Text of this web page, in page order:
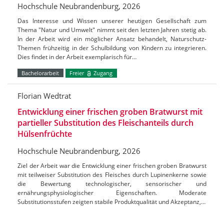
Hochschule Neubrandenburg, 2026
Das Interesse und Wissen unserer heutigen Gesellschaft zum
Thema "Natur und Umwelt" nimmt seit den letzten Jahren stetig ab.
In der Arbeit wird ein möglicher Ansatz behandelt, Naturschutz-
Themen frühzeitig in der Schulbildung von Kindern zu integrieren.
Dies findet in der Arbeit exemplarisch für…
Bachelorarbeit Freier Zugang
Florian Wedtrat
Entwicklung einer frischen groben Bratwurst mit
partieller Substitution des Fleischanteils durch
Hülsenfrüchte
Hochschule Neubrandenburg, 2026
Ziel der Arbeit war die Entwicklung einer frischen groben Bratwurst
mit teilweiser Substitution des Fleisches durch Lupinenkerne sowie
die Bewertung technologischer, sensorischer und
ernährungsphysiologischer Eigenschaften. Moderate
Substitutionsstufen zeigten stabile Produktqualität und Akzeptanz,…